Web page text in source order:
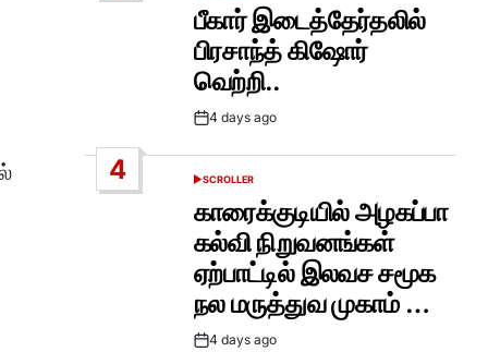
பீகார் இடைத்தேர்தலில்
பிரசாந்த் கிஷோர்
வெற்றி..
Post4 days ago
4
POSTED
SCROLLER
காரைக்குடியில் அழகப்பா
கல்வி நிறுவனங்கள்
ஏற்பாட்டில் இலவச சமூக
நல மருத்துவ முகாம் …
Post4 days ago